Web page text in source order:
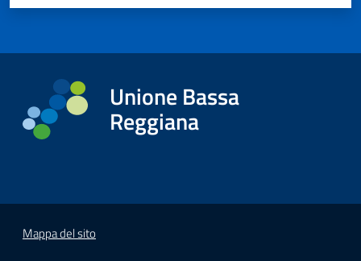
Unione Bassa
Reggiana
Mappa del sito